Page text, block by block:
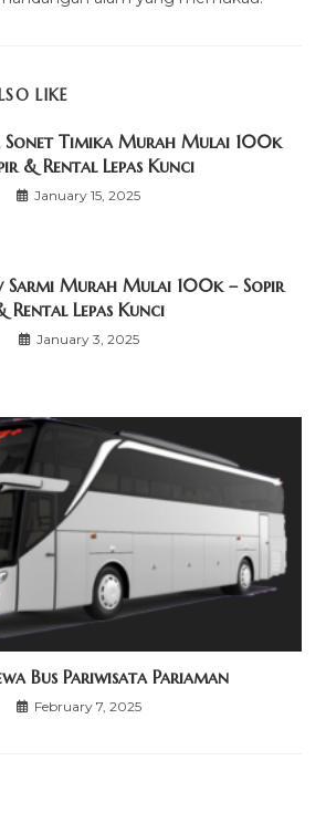
LIKE
Sonet Timika Murah Mulai 100k
& Rental Lepas Kunci
January 15, 2025
Sarmi Murah Mulai 100k – Sopir
Rental Lepas Kunci
January 3, 2025
Bus Pariwisata Pariaman
February 7, 2025